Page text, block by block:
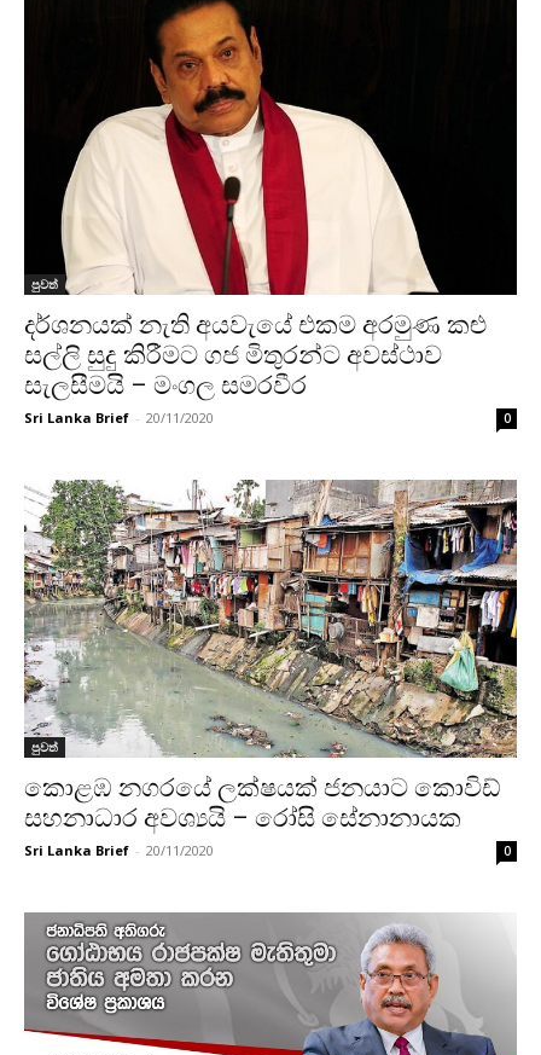
පුවත්
දර්ශනයක් නැති අයවැයේ එකම අරමුණ කළු
සල්ලි සුදු කිරීමට ගජ මිතුරන්ට අවස්ථාව
සැලසීමයි – මංගල සමරවීර
Sri Lanka Brief - 20/11/2020 0
පුවත්
කොළඹ නගරයේ ලක්ෂයක් ජනයාට කොවිඩ්
සහනාධාර අවශ්‍යයි – රෝසි සේනානායක
Sri Lanka Brief - 20/11/2020 0